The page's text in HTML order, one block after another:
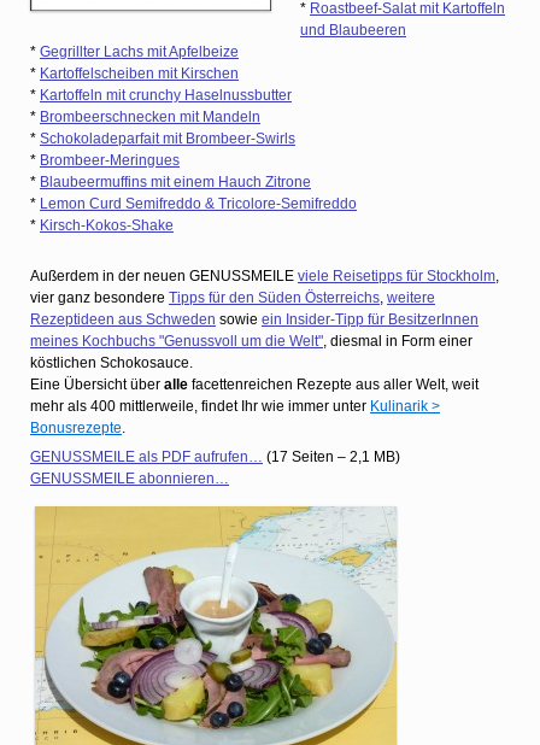
* Roastbeef-Salat mit Kartoffeln
und Blaubeeren
* Gegrillter Lachs mit Apfelbeize
* Kartoffelscheiben mit Kirschen
* Kartoffeln mit crunchy Haselnussbutter
* Brombeerschnecken mit Mandeln
* Schokoladeparfait mit Brombeer-Swirls
* Brombeer-Meringues
* Blaubeermuffins mit einem Hauch Zitrone
* Lemon Curd Semifreddo & Tricolore-Semifreddo
* Kirsch-Kokos-Shake
Außerdem in der neuen GENUSSMEILE viele Reisetipps für Stockholm
vier ganz besondere Tipps für den Süden Österreichs weitere
Rezeptideen aus Schweden sowie ein Insider-Tipp für BesitzerInnen
meines Kochbuchs "Genussvoll um die Welt" , diesmal in Form einer
köstlichen Schokosauce.
Eine Übersicht über alle facettenreichen Rezepte aus aller Welt, weit
mehr als 400 mittlerweile, findet Ihr wie immer unter Kulinarik >
Bonusrezepte
GENUSSMEILE als PDF aufrufen…
(17 Seiten – 2,1 MB)
GENUSSMEILE abonnieren…